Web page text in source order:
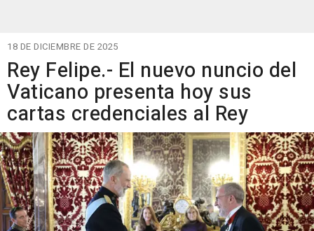
18 DE DICIEMBRE DE 2025
Rey Felipe.- El nuevo nuncio del
Vaticano presenta hoy sus
cartas credenciales al Rey